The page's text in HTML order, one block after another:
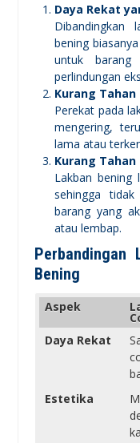
Daya Rekat
Dibandingkan
bening
untuk
perlindungan
Kurang Tahan
Perekat pada
mengering,
lama atau
Kurang
Lakban bening
sehingga
barang yang
atau lembap.
Perbandingan
Bening
Aspek
Daya Rekat
Estetika